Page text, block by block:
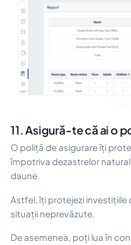
11. Asigură-te că ai o
O poliță de asigurare îți
împotriva dezastrelor
daune.
Astfel, îți protejezi investițiile
situații neprevăzute.
De asemenea, poți lua în